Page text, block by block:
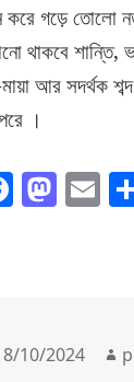
করে গড়ে তোলো
থাকবে শান্তি,
আর সদর্থক
।
F
o
M
n
E
10/2024